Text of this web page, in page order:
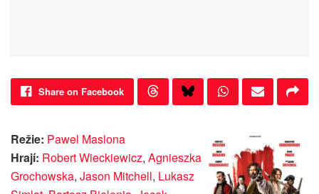
Share on Facebook
Režie: Pawel Maslona
Hrají: Robert Wieckiewicz, Agnieszka
Grochowska, Jason Mitchell, Lukasz